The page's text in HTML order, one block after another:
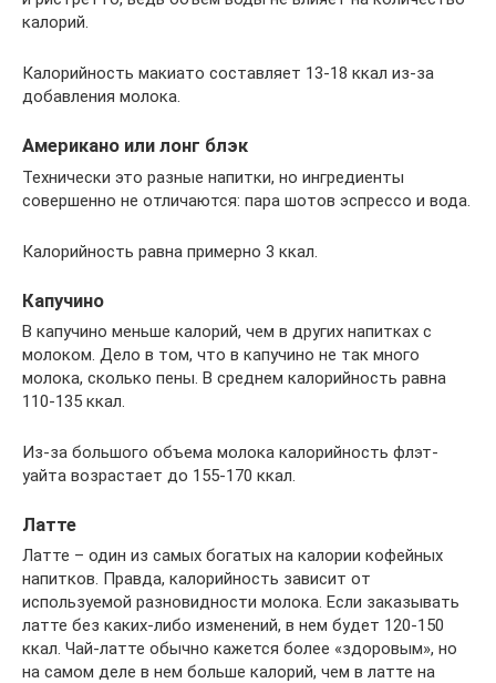
калорий.
Калорийность макиато составляет 13-18 ккал из-за
добавления молока.
Американо или лонг блэк
Технически это разные напитки, но ингредиенты
совершенно не отличаются: пара шотов эспрессо и вода.
Калорийность равна примерно 3 ккал.
Капучино
В капучино меньше калорий, чем в других напитках с
молоком. Дело в том, что в капучино не так много
молока, сколько пены. В среднем калорийность равна
110-135 ккал.
Из-за большого объема молока калорийность флэт-
уайта возрастает до 155-170 ккал.
Латте
Латте – один из самых богатых на калории кофейных
напитков. Правда, калорийность зависит от
используемой разновидности молока. Если заказывать
латте без каких-либо изменений, в нем будет 120-150
ккал. Чай-латте обычно кажется более «здоровым», но
на самом деле в нем больше калорий, чем в латте на